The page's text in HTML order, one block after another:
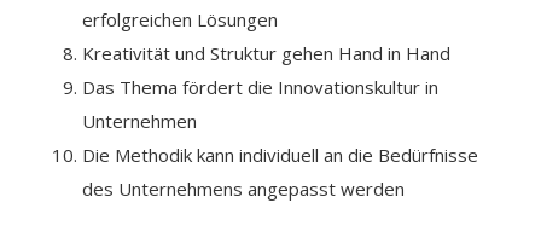
erfolgreichen Lösungen
Kreativität und Struktur gehen Hand in Hand
Das Thema fördert die Innovationskultur in
Unternehmen
Die Methodik kann individuell an die Bedürfnisse
des Unternehmens angepasst werden